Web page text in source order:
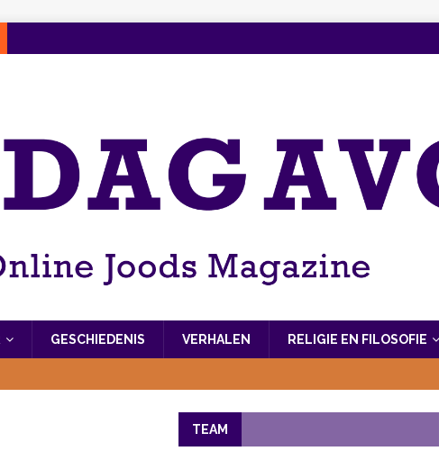
GESCHIEDENIS VERHALEN RELIGIE EN FILOSOFIE
TEAM